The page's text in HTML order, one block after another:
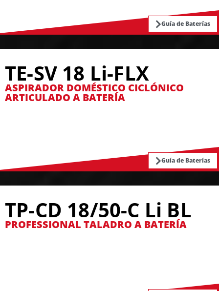
Guía de Baterías
TE-SV 18 Li-FLX
ASPIRADOR DOMÉSTICO CICLÓNICO
ARTICULADO A BATERÍA
Guía de Baterías
TP-CD 18/50-C Li BL
PROFESSIONAL TALADRO A BATERÍA